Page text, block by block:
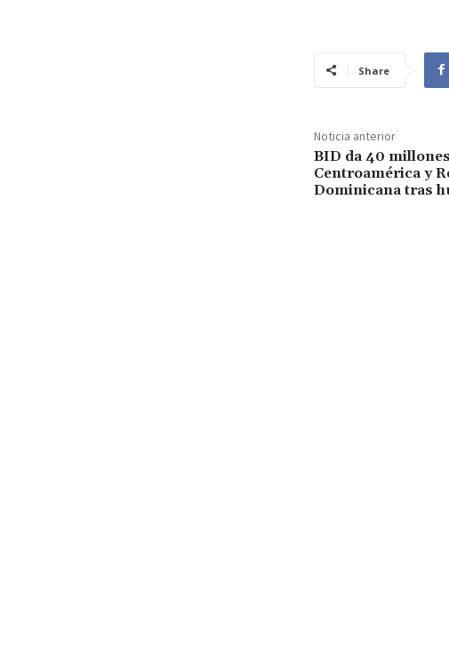
Share
Noticia anterior
BID da 40
Centroamérica y
Dominicana tras